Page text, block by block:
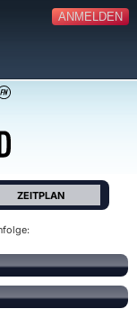
ANMELDEN
ZEITPLAN